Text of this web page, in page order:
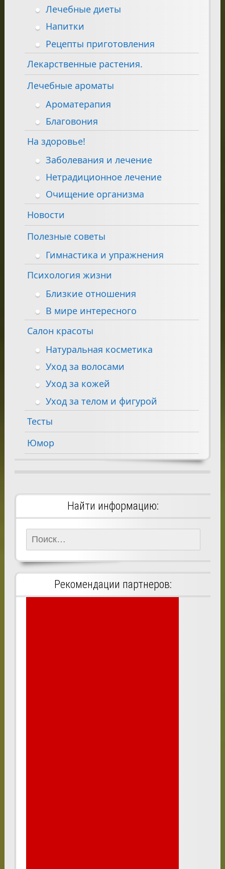
Лечебные диеты
Напитки
Рецепты приготовления
Лекарственные растения.
Лечебные ароматы
Ароматерапия
Благовония
На здоровье!
Заболевания и лечение
Нетрадиционное лечение
Очищение организма
Новости
Полезные советы
Гимнастика и упражнения
Психология жизни
Близкие отношения
В мире интересного
Салон красоты
Натуральная косметика
Уход за волосами
Уход за кожей
Уход за телом и фигурой
Тесты
Юмор
Найти информацию:
Найти:
Рекомендации партнеров: